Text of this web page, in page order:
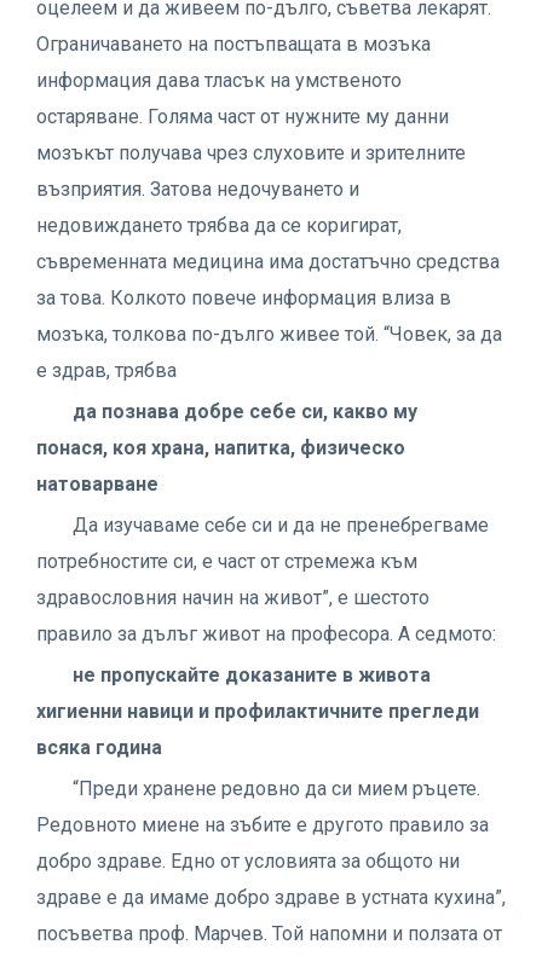
оцелеем и да живеем по-дълго, съветва лекарят.
Ограничаването на постъпващата в мозъка
информация дава тласък на умственото
остаряване. Голяма част от нужните му данни
мозъкът получава чрез слуховите и зрителните
възприятия. Затова недочуването и
недовиждането трябва да се коригират,
съвременната медицина има достатъчно средства
за това. Колкото повече информация влиза в
мозъка, толкова по-дълго живее той. “Човек, за да
е здрав, трябва
да познава добре себе си, какво му
понася, коя храна, напитка, физическо
натоварване
Да изучаваме себе си и да не пренебрегваме
потребностите си, е част от стремежа към
здравословния начин на живот”, е шестото
правило за дълъг живот на професора. А седмото:
не пропускайте доказаните в живота
хигиенни навици и профилактичните прегледи
всяка година
“Преди хранене редовно да си мием ръцете.
Редовното миене на зъбите е другото правило за
добро здраве. Едно от условията за общото ни
здраве е да имаме добро здраве в устната кухина”,
посъветва проф. Марчев. Той напомни и ползата от